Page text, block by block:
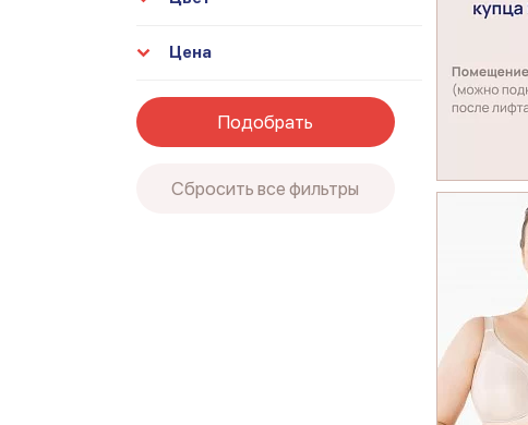
Цена
Подобрать
Сбросить все фильтры